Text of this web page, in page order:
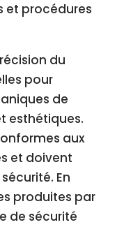
et procédures
du
pour
de
esthétiques.
aux
et doivent
En
produites par
de sécurité